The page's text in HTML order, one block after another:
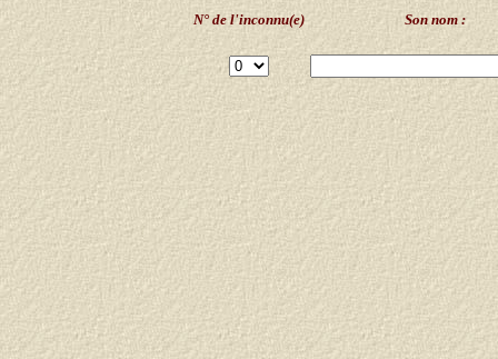
N° de l'inconnu(e) Son nom :